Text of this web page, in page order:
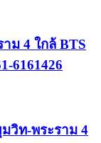
ม 4 ใกล้ BTS
6161426
วิท-พระราม 4